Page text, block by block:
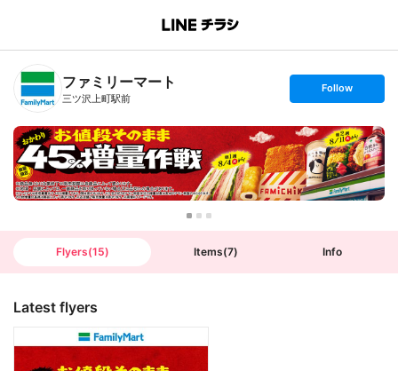
B
n
T
ファミリーマート
三ツ沢上町駅前
s
t
o
l
l
o
w
Follow
Flyers(15) Items(7) Info
Latest flyers